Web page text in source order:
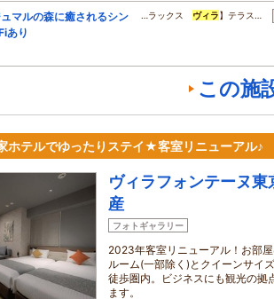
ュマルの森に癒されるシン
あり
…ラックス ヴィラ】テラス…
この施
ホテルでゆったりステイ★客室リニューアル♪
ヴィラフォンテーヌ
産
フォトギャラリー
2023年客室リニューアル！お部
ルーム(一部除く)とクイーンサイ
徒歩圏内。ビジネスにも観光の拠
ます。